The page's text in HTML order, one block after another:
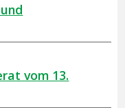
vom 13.